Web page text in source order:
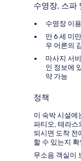
수영장, 스파
수영장 이
만 6 세 미
우 어른의
마사지 서
인 정보에
약 가능
정책
이 숙박 시설에
파티오, 테라스
되시면 도착 전
할 수 있는지
무소음 객실이